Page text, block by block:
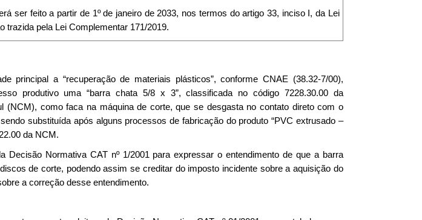
ser feito a partir de 1º de janeiro de 2033, nos termos do artigo 33, inciso I, da Lei
trazida pela Lei Complementar 171/2019.
principal a “recuperação de materiais plásticos”, conforme CNAE (38.32-7/00),
produtivo uma “barra chata 5/8 x 3”, classificada no código 7228.30.00 da
(NCM), como faca na máquina de corte, que se desgasta no contato direto com o
substituída após alguns processos de fabricação do produto “PVC extrusado –
da NCM.
Decisão Normativa CAT nº 1/2001 para expressar o entendimento de que a barra
de corte, podendo assim se creditar do imposto incidente sobre a aquisição do
a correção desse entendimento.